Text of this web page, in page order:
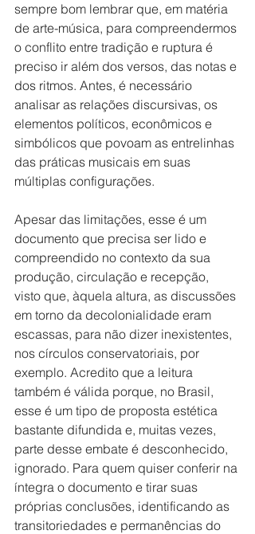
sempre bom lembrar que, em matéria
de arte-música, para compreendermos
o conflito entre tradição e ruptura é
preciso ir além dos versos, das notas e
dos ritmos. Antes, é necessário
analisar as relações discursivas, os
elementos políticos, econômicos e
simbólicos que povoam as entrelinhas
das práticas musicais em suas
múltiplas configurações.
Apesar das limitações, esse é um
documento que precisa ser lido e
compreendido no contexto da sua
produção, circulação e recepção,
visto que, àquela altura, as discussões
em torno da decolonialidade eram
escassas, para não dizer inexistentes,
nos círculos conservatoriais, por
exemplo. Acredito que a leitura
também é válida porque, no Brasil,
esse é um tipo de proposta estética
bastante difundida e, muitas vezes,
parte desse embate é desconhecido,
ignorado. Para quem quiser conferir na
íntegra o documento e tirar suas
próprias conclusões, identificando as
transitoriedades e permanências do